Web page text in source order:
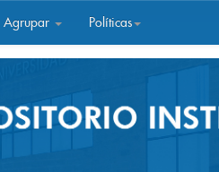
Agrupar Políticas